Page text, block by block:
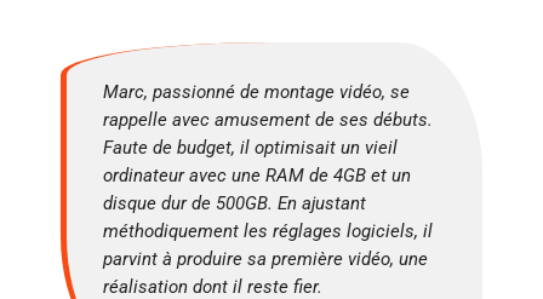
Marc, passionné de montage vidéo, se
rappelle avec amusement de ses débuts.
Faute de budget, il optimisait un vieil
ordinateur avec une RAM de 4GB et un
disque dur de 500GB. En ajustant
méthodiquement les réglages logiciels, il
parvint à produire sa première vidéo, une
réalisation dont il reste fier.